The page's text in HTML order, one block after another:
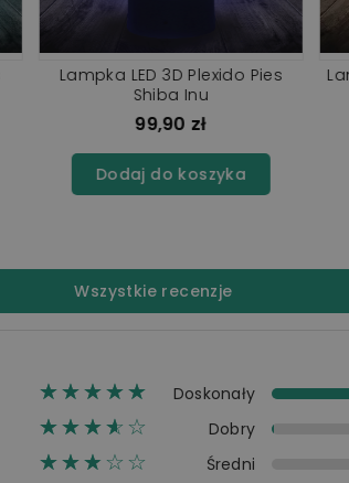
Pies
Lampka LED 3D Plexido Pies
Corgi
99,90 zł
Dodaj do koszyka
Wszystkie recenzje
☆☆☆☆☆
★★★★★ Doskonały
☆☆☆☆☆
★★★★ Dobry
☆☆☆☆☆
★★★ Średni